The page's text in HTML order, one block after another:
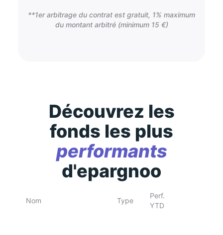
**1er arbitrage du contrat est gratuit, 1% maximum
du montant arbitré (minimum 15 €)
Découvrez les
fonds les plus
performants
d'epargnoo
Nom Type
Perf.
YTD